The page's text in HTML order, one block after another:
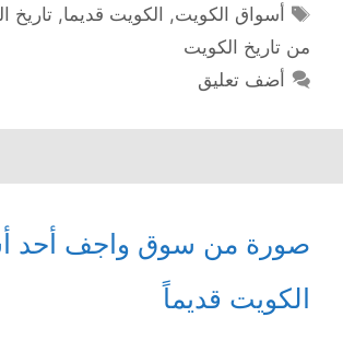
الوسوم
أسواق الكويت, الكويت قديما,تاريخ
من تاريخ الكويت
أضف تعليق
صورة من سوق واجف أحد
الكويت قديماً